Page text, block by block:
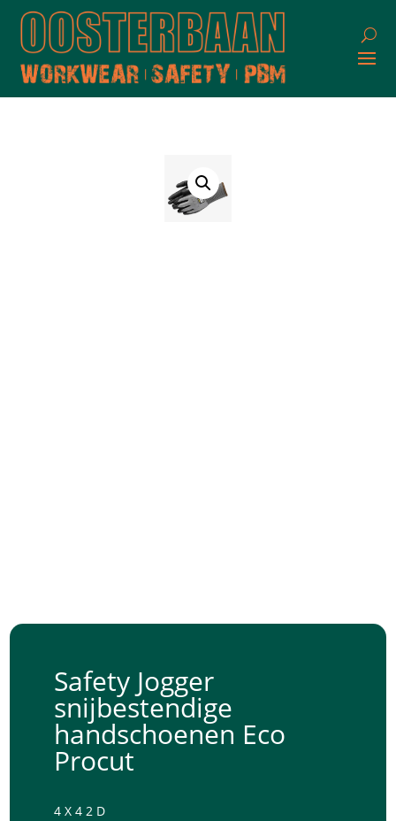
Safety Jogger
snijbestendige
handschoenen Eco
Procut
4 X 4 2 D